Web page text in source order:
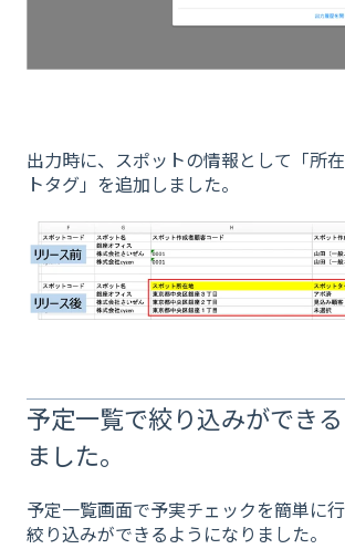
出力時に、スポットの情報として「所
トタグ」を追加しました。
予定一覧で絞り込みができ
ました。
予定一覧画面で予実チェックを簡単に
絞り込みができるようになりました。